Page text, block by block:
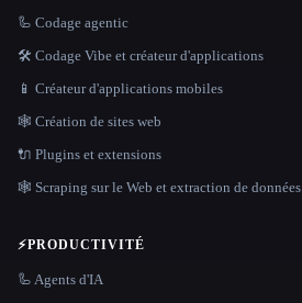
🦾 Codage agentic
🛠️ Codage Vibe et créateur d'applications
📱 Créateur d'applications mobiles
🕸 Création de sites web
🔌 Plugins et extensions
🕸️ Scraping sur le Web et extraction de données
⚡PRODUCTIVITÉ
🦾 Agents d'IA